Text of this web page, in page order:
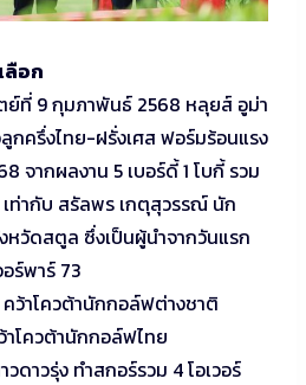
ลือก
ย์ที่ 9 กุมภาพันธ์ 2568 หลุยส์ อูม่า
ครึ่งไทย-ฝรั่งเศส ฟอร์มร้อนแรง
จากผลงาน 5 เบอร์ดี้ 1 โบกี้ รวม
เท่ากับ สรัลพร เกตุสุวรรณ์ นัก
วัดสตูล ซึ่งเป็นผู้นำจากวันแรก
ร์พาร์ 73
ว้าโควต้านักกอล์ฟต่างชาติ
โควต้านักกอล์ฟไทย
าวรุ่ง ทำสกอร์รวม 4 โอเวอร์